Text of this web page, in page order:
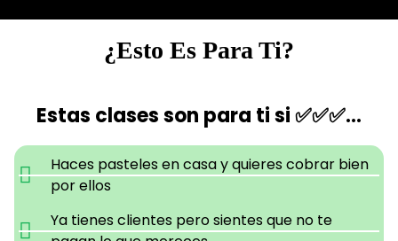
¿Esto Es Para Ti?
Estas clases son para ti si ✅✅✅…
Haces pasteles en casa y quieres cobrar bien
por ellos
Ya tienes clientes pero sientes que no te